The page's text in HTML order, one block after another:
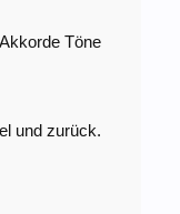
Töne
und zurück.